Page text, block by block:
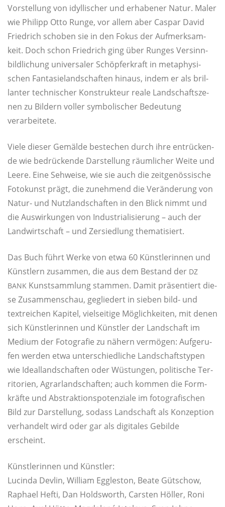
Vor­stel­lung von idyl­li­scher und erha­be­ner Natur. Maler
wie Phil­ipp Otto Run­ge, vor allem aber Cas­par David
Fried­rich scho­ben sie in den Fokus der Auf­merk­sam­
keit. Doch schon Fried­rich ging über Run­ges Ver­sinn­
bild­li­chung uni­ver­sa­ler Schöp­fer­kraft in meta­phy­si­
schen Fan­ta­sie­land­schaf­ten hin­aus, indem er als bril­
lan­ter tech­ni­scher Kon­struk­teur rea­le Land­schaft­sze­
nen zu Bil­dern vol­ler sym­bo­li­scher Bedeu­tung
verarbeitete.
Vie­le die­ser Gemäl­de bestechen durch ihre ent­rü­cken­
de wie bedrü­cken­de Dar­stel­lung räum­li­cher Wei­te und
Lee­re. Eine Seh­wei­se, wie sie auch die zeit­ge­nös­si­sche
Foto­kunst prägt, die zuneh­mend die Ver­än­de­rung von
Natur- und Nutz­land­schaf­ten in den Blick nimmt und
die Aus­wir­kun­gen von Indus­tria­li­sie­rung – auch der
Land­wirt­schaft – und Zer­sied­lung thematisiert.
Das Buch führt Wer­ke von etwa 60 Künst­le­rin­nen und
Künst­lern zusam­men, die aus dem Bestand der DZ
BANK Kunst­samm­lung stam­men. Damit prä­sen­tiert die­
se Zusam­men­schau, geglie­dert in sie­ben bild- und
textrei­chen Kapi­tel, viel­sei­ti­ge Mög­lich­kei­ten, mit denen
sich Künst­le­rin­nen und Künst­ler der Land­schaft im
Medi­um der Foto­gra­fie zu nähern ver­mö­gen: Auf­ge­ru­
fen wer­den etwa unter­schied­li­che Land­schafts­ty­pen
wie Ide­al­land­schaf­ten oder Wüs­tun­gen, poli­ti­sche Ter­
ri­to­ri­en, Agrar­land­schaf­ten; auch kom­men die Form­
kräf­te und Abs­trak­ti­ons­po­ten­zia­le im foto­gra­fi­schen
Bild zur Dar­stel­lung, sodass Land­schaft als Kon­zep­ti­on
ver­han­delt wird oder gar als digi­ta­les Gebil­de
erscheint.
Künst­le­rin­nen und Künstler:
Luc­in­da Dev­lin, Wil­liam Eggles­ton, Bea­te Güt­schow,
Rapha­el Hef­ti, Dan Holds­worth, Cars­ten Höl­ler, Roni